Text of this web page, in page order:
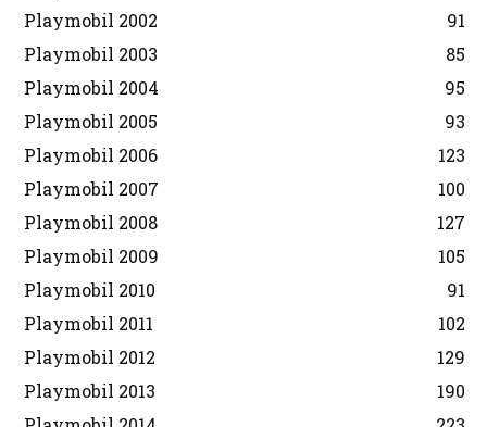
Playmobil 2002
91
Playmobil 2003
85
Playmobil 2004
95
Playmobil 2005
93
Playmobil 2006
123
Playmobil 2007
100
Playmobil 2008
127
Playmobil 2009
105
Playmobil 2010
91
Playmobil 2011
102
Playmobil 2012
129
Playmobil 2013
190